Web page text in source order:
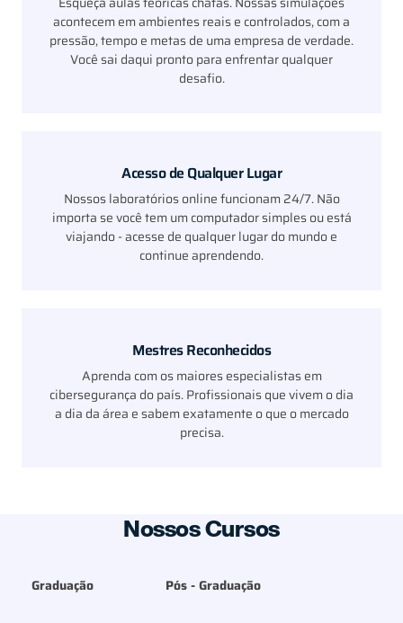
acontecem em ambientes reais e controlados, com a
pressão, tempo e metas de uma empresa de verdade.
Você sai daqui pronto para enfrentar qualquer
desafio.
Acesso de Qualquer Lugar
Nossos laboratórios online funcionam 24/7. Não
importa se você tem um computador simples ou está
viajando - acesse de qualquer lugar do mundo e
continue aprendendo.
Mestres Reconhecidos
Aprenda com os maiores especialistas em
cibersegurança do país. Profissionais que vivem o dia
a dia da área e sabem exatamente o que o mercado
precisa.
Nossos Cursos
Graduação Pós - Graduação